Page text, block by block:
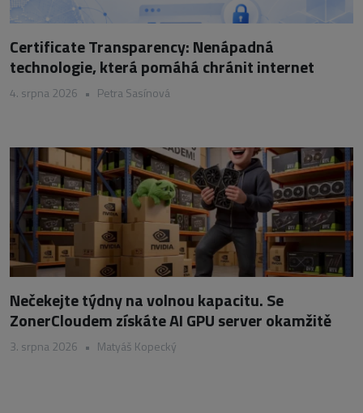
Certificate Transparency: Nenápadná
technologie, která pomáhá chránit internet
4. srpna 2026 • Petra Sasínová
Nečekejte týdny na volnou kapacitu. Se
ZonerCloudem získáte AI GPU server okamžitě
3. srpna 2026 • Matyáš Kopecký